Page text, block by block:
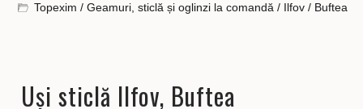
Topexim /Geamuri, sticlă și oglinzi la comandă / Ilfov / Buftea
Uși sticlă Ilfov, Buftea